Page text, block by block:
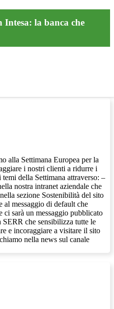
la banca che
alla Settimana Europea per la
i nostri clienti a ridurre i
della Settimana attraverso: –
nostra intranet aziendale che
sezione Sostenibilità del sito
messaggio di default che
ci sarà un messaggio pubblicato
che sensibilizza tutte le
e incoraggiare a visitare il sito
nella news sul canale